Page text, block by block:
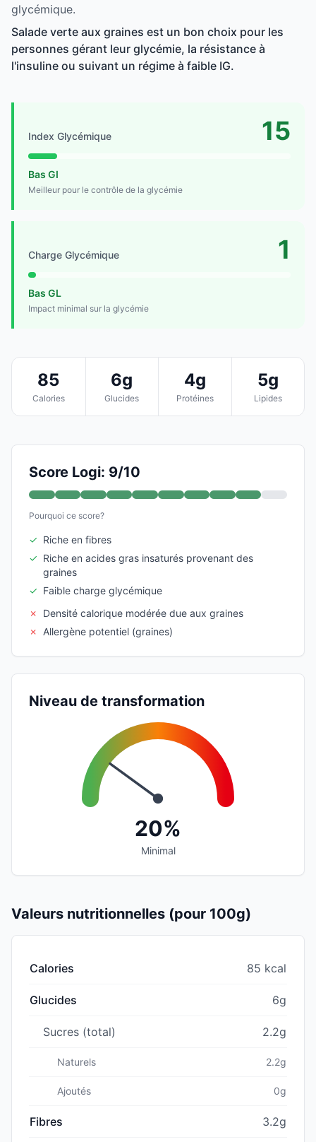
glycémique.
Salade verte aux graines est un bon choix pour les
personnes gérant leur glycémie, la résistance à
l'insuline ou suivant un régime à faible IG.
Index Glycémique 15
Bas GI
Meilleur pour le contrôle de la glycémie
Charge Glycémique 1
Bas GL
Impact minimal sur la glycémie
85
Calories
6g
Glucides
4g
Protéines
5g
Lipides
Score Logi: 9/10
Pourquoi ce score?
✓ Riche en fibres
✓ Riche en acides gras insaturés provenant des
graines
✓ Faible charge glycémique
✗
Densité calorique modérée due aux graines
✗
Allergène potentiel (graines)
Niveau de transformation
20%
Minimal
Valeurs nutritionnelles (pour 100g)
Calories 85 kcal
Glucides 6g
Sucres (total) 2.2g
Naturels 2.2g
Ajoutés 0g
Fibres 3.2g